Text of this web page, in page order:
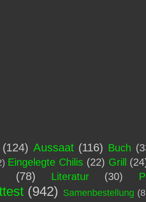
(124) Aussaat (116) Buch
Eingelegte Chilis (22) Grill
(78) Literatur (30)
(942) Samenbestellung